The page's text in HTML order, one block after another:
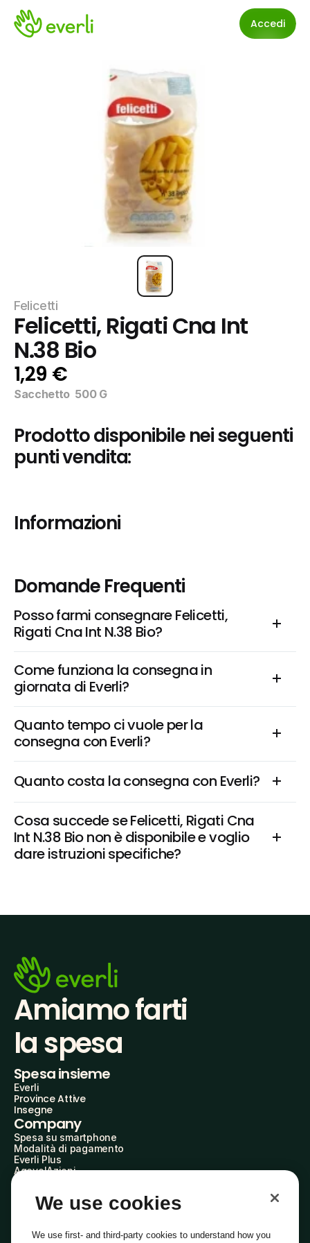
Accedi
Felicetti
Felicetti, Rigati Cna Int
N.38 Bio
1,29 €
Sacchetto  500 G
Prodotto disponibile nei seguenti
punti vendita:
Informazioni
Domande Frequenti
Posso farmi consegnare Felicetti,
Rigati Cna Int N.38 Bio?
Come funziona la consegna in
giornata di Everli?
Quanto tempo ci vuole per la
consegna con Everli?
Quanto costa la consegna con Everli?
Cosa succede se Felicetti, Rigati Cna
Int N.38 Bio non è disponibile e voglio
dare istruzioni specifiche?
Amiamo farti
la spesa
Spesa insieme
Everli
Province Attive
Insegne
Company
Spesa su smartphone
Modalità di pagamento
Everli Plus
AgevolAzioni
Everli Shoppers
Scopri chi siamo
We use cookies
We use first- and third-party cookies to understand how you